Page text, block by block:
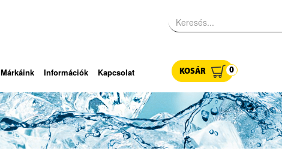
Márkáink Információk Kapcsolat KOSÁR 0